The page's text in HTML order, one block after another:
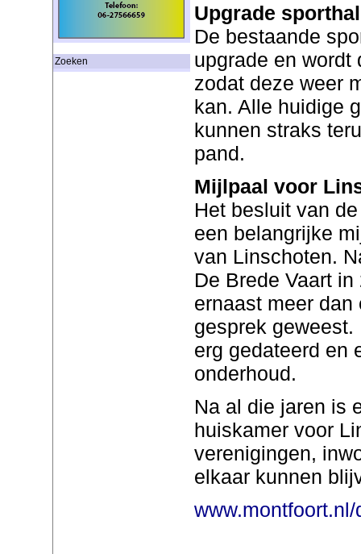
Zoeken
Upgrade sporthal
De bestaande
upgrade en wordt
zodat deze weer
kan. Alle huidige
kunnen straks
pand.
Mijlpaal voor
Het besluit van
een belangrijke
van Linschoten.
De Brede Vaart
ernaast meer dan
gesprek
erg gedateerd en
onderhoud.
Na al die jaren is
huiskamer voor
verenigingen,
elkaar kunnen